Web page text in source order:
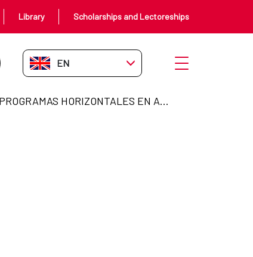
Library Scholarships and Lectoreships
EN-GB Open menu
PROGRAMAS HORIZONTALES EN AMÉRICA LATINA Y EL CARIBE